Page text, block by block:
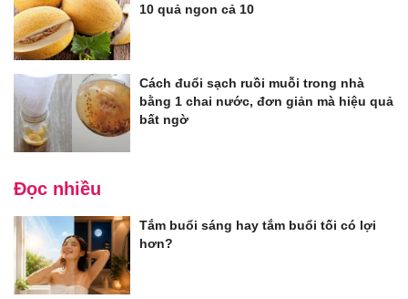
10 quả ngon cả 10
Cách đuổi sạch ruồi muỗi trong nhà
bằng 1 chai nước, đơn giản mà hiệu quả
bất ngờ
Đọc nhiều
Tắm buổi sáng hay tắm buổi tối có lợi
hơn?